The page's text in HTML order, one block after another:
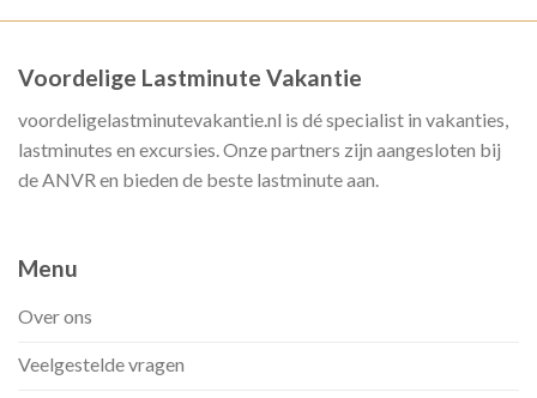
Voordelige Lastminute Vakantie
voordeligelastminutevakantie.nl is dé specialist in vakanties,
lastminutes en excursies. Onze partners zijn aangesloten bij
de ANVR en bieden de beste lastminute aan.
Menu
Over ons
Veelgestelde vragen